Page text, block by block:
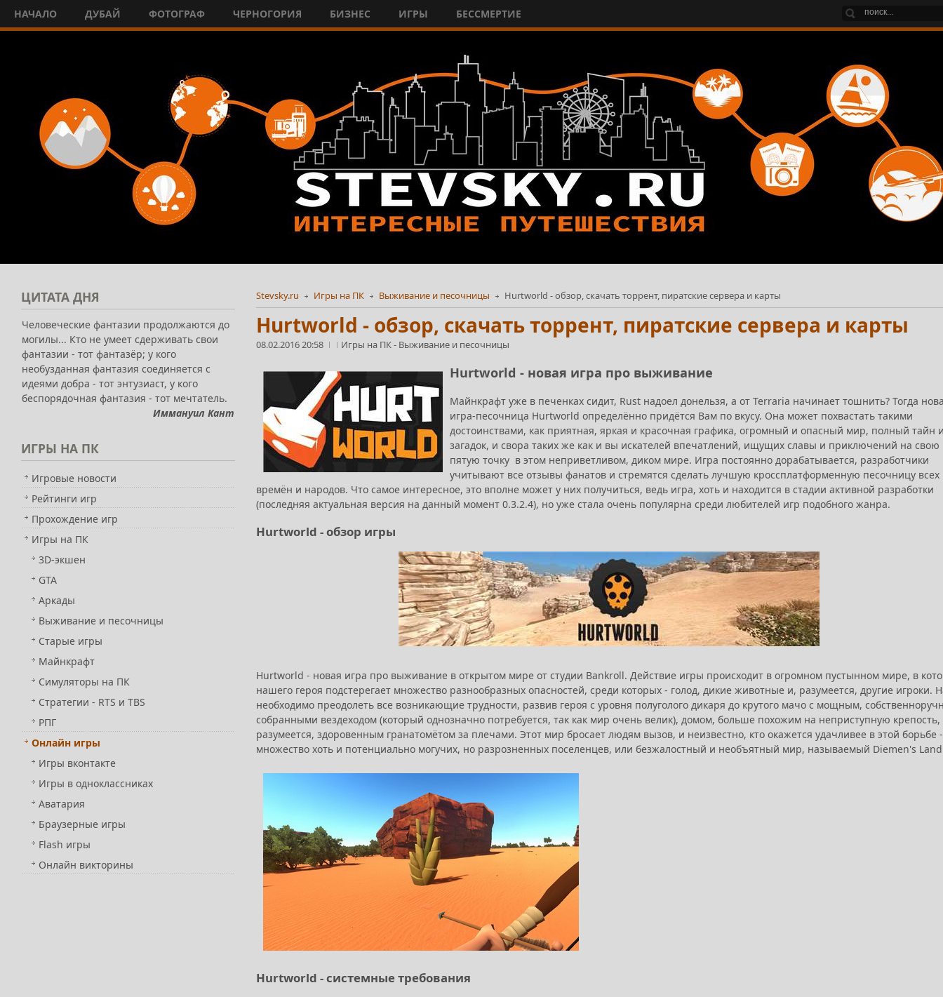
НАЧАЛО ДУБАЙ ФОТОГРАФ ЧЕРНОГОРИЯ БИЗНЕС ИГРЫ БЕССМЕРТИЕ
Stevsky.ru Игры на ПК Выживание и песочницы Hurtworld - обзор, скачать торрент, пиратские сервера и карты
Hurtworld - обзор, скачать торрент, пиратские сервера и карты
08.02.2016 20:58 Игры на ПК- Выживание и песочницы
Hurtworld - новая игра про выживание
Майнкрафт уже в печенках сидит, Rust надоел донельзя, а от Terraria начинает тошнить? Тогда
игра-песочница Hurtworld определённо придётся Вам по вкусу. Она может похвастать такими
достоинствами, как приятная, яркая и красочная графика, огромный и опасный мир, полный тайн
загадок, и свора таких же как и вы искателей впечатлений, ищущих славы и приключений на свою
пятую точку в этом неприветливом, диком мире. Игра постоянно дорабатывается, разработчики
учитывают все отзывы фанатов и стремятся сделать лучшую кроссплатформенную песочницу всех
времён и народов. Что самое интересное, это вполне может у них получиться, ведь игра, хоть и находится в стадии активной разработки
(последняя актуальная версия на данный момент 0.3.2.4), но уже стала очень популярна среди любителей игр подобного жанра.
Hurtworld - обзор игры
Hurtworld - новая игра про выживание в открытом мире от студии Bankroll. Действие игры происходит в огромном пустынном мире, в
нашего героя подстерегает множество разнообразных опасностей, среди которых - голод, дикие животные и, разумеется, другие игроки.
необходимо преодолеть все возникающие трудности, развив героя с уровня полуголого дикаря до крутого мачо с мощным,
собранными вездеходом (который однозначно потребуется, так как мир очень велик), домом, больше похожим на неприступную крепость,
разумеется, здоровенным гранатомётом за плечами. Этот мир бросает людям вызов, и неизвестно, кто окажется удачливее в этой борьбе -
множество хоть и потенциально могучих, но разрозненных поселенцев, или безжалостный и необъятный мир, называемый Diemen's
Hurtworld - системные требования
ЦИТАТА ДНЯ
Человеческие фантазии продолжаются до
могилы... Кто не умеет сдерживать свои
фантазии - тот фантазёр; у кого
необузданная фантазия соединяется с
идеями добра - тот энтузиаст, у кого
беспорядочная фантазия - тот мечтатель.
Иммануил Кант
ИГРЫ НА ПК
Игровые новости
Рейтинги игр
Прохождение игр
Игры на ПК
3D-экшен
GTA
Аркады
Выживание и песочницы
Старые игры
Майнкрафт
Симуляторы на ПК
Стратегии - RTS и TBS
РПГ
Онлайн игры
Игры вконтакте
Игры в одноклассниках
Аватария
Браузерные игры
Flash игры
Онлайн викторины